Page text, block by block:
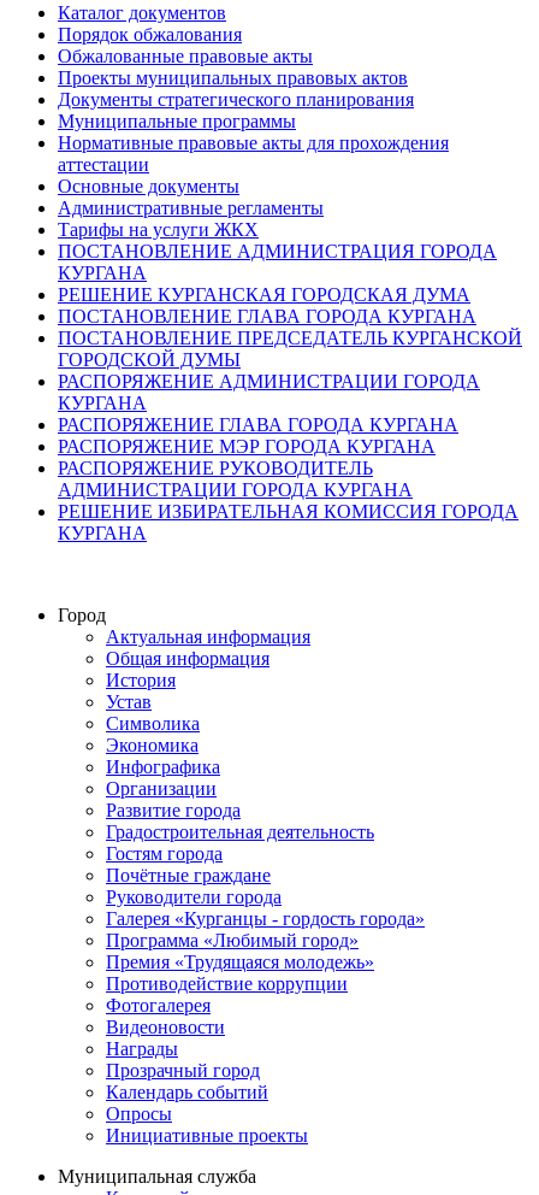
Каталог документов
Порядок обжалования
Обжалованные правовые акты
Проекты муниципальных правовых актов
Документы стратегического планирования
Муниципальные программы
Нормативные правовые акты для прохождения
аттестации
Основные документы
Административные регламенты
Тарифы на услуги ЖКХ
ПОСТАНОВЛЕНИЕ АДМИНИСТРАЦИЯ ГОРОДА
КУРГАНА
РЕШЕНИЕ КУРГАНСКАЯ ГОРОДСКАЯ ДУМА
ПОСТАНОВЛЕНИЕ ГЛАВА ГОРОДА КУРГАНА
ПОСТАНОВЛЕНИЕ ПРЕДСЕДАТЕЛЬ КУРГАНСКОЙ
ГОРОДСКОЙ ДУМЫ
РАСПОРЯЖЕНИЕ АДМИНИСТРАЦИИ ГОРОДА
КУРГАНА
РАСПОРЯЖЕНИЕ ГЛАВА ГОРОДА КУРГАНА
РАСПОРЯЖЕНИЕ МЭР ГОРОДА КУРГАНА
РАСПОРЯЖЕНИЕ РУКОВОДИТЕЛЬ
АДМИНИСТРАЦИИ ГОРОДА КУРГАНА
РЕШЕНИЕ ИЗБИРАТЕЛЬНАЯ КОМИССИЯ ГОРОДА
КУРГАНА
Город
Актуальная информация
Общая информация
История
Устав
Символика
Экономика
Инфографика
Организации
Развитие города
Градостроительная деятельность
Гостям города
Почётные граждане
Руководители города
Галерея «Курганцы - гордость города»
Программа «Любимый город»
Премия «Трудящаяся молодежь»
Противодействие коррупции
Фотогалерея
Видеоновости
Награды
Прозрачный город
Календарь событий
Опросы
Инициативные проекты
Муниципальная служба